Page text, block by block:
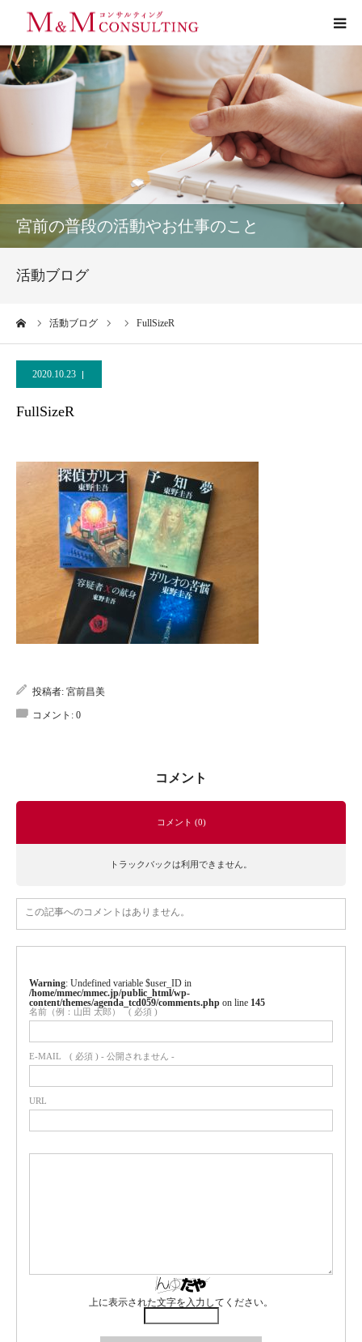
宮前の普段の活動やお仕事のこと
活動ブログ
活動ブログ FullSizeR
2020.10.23
FullSizeR
投稿者: 宮前昌美
コメント: 0
コメント
コメント (0)
トラックバックは利用できません。
この記事へのコメントはありません。
Warning : Undefined variable $user_ID in
/home/mmec/mmec.jp/public_html/wp-
content/themes/agenda_tcd059/comments.php on line 145
名前（例：山田 太郎） ( 必須 )
E-MAIL ( 必須 ) - 公開されません -
URL
上に表示された文字を入力してください。
プロフィール
サービス
お客様の声
実績